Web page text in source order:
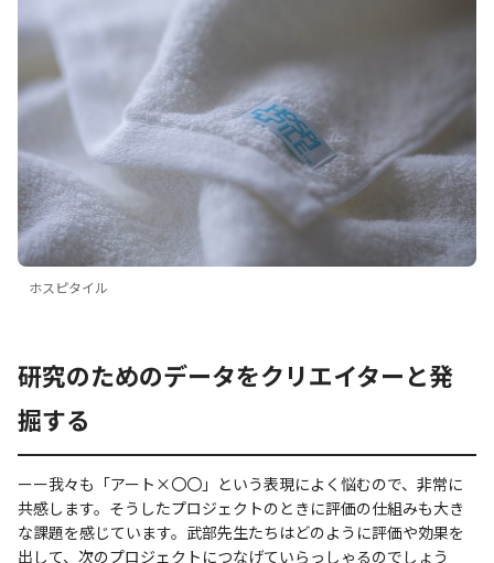
ホスピタイル
研究のためのデータをクリエイターと発
掘する
ーー我々も「アート×〇〇」という表現によく悩むので、非常に
共感します。そうしたプロジェクトのときに評価の仕組みも大き
な課題を感じています。武部先生たちはどのように評価や効果を
出して、次のプロジェクトにつなげていらっしゃるのでしょう